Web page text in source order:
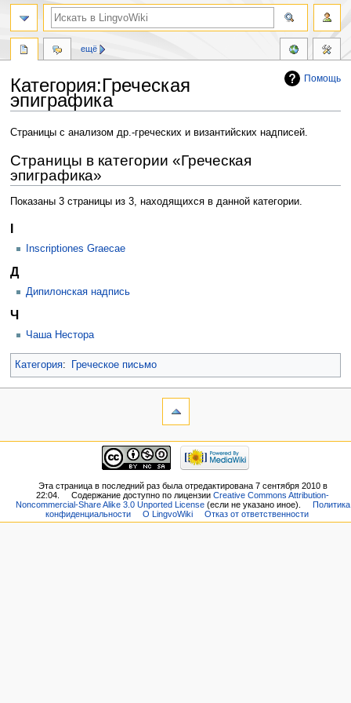
Помощь
Категория:Греческая
эпиграфика
Перейти
навигации
Перейти
поиску
Страницы с анализом др.-греческих и византийских надписей.
Страницы в категории «Греческая
эпиграфика»
Показаны 3 страницы из 3, находящихся в данной категории.
I
Inscriptiones Graecae
Д
Дипилонская надпись
Ч
Чаша Нестора
Категория: Греческое письмо
ещё
Эта страница в последний раз была отредактирована 7 сентября 2010 в
22:04.
Содержание доступно по лицензииCreative Commons Attribution-
Noncommercial-Share Alike 3.0 Unported License(если не указано иное).
Политика
конфиденциальности
О LingvoWiki Отказ от ответственности